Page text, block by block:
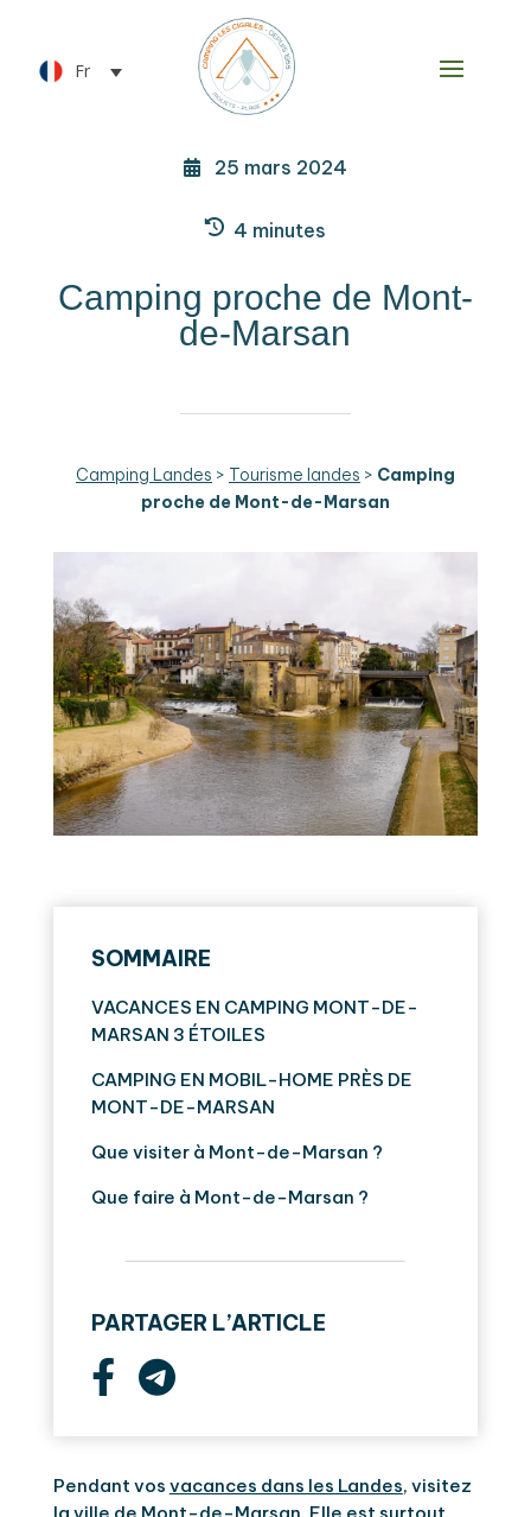
Fr
25 mars 2024
4 minutes
Camping proche de Mont-
de-Marsan
Camping Landes > Tourisme landes > Camping
proche de Mont-de-Marsan
SOMMAIRE
VACANCES EN CAMPING MONT-DE-
MARSAN 3 ÉTOILES
CAMPING EN MOBIL-HOME PRÈS DE
MONT-DE-MARSAN
Que visiter à Mont-de-Marsan ?
Que faire à Mont-de-Marsan ?
PARTAGER L’ARTICLE
Pendant vos vacances dans les Landes, visitez